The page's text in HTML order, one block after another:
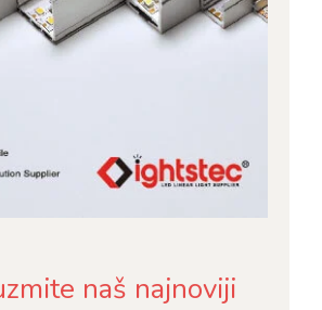
naš najnoviji